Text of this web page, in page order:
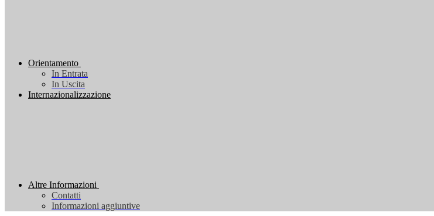
Orientamento
In Entrata
In Uscita
Internazionalizzazione
Altre Informazioni
Contatti
Informazioni aggiuntive